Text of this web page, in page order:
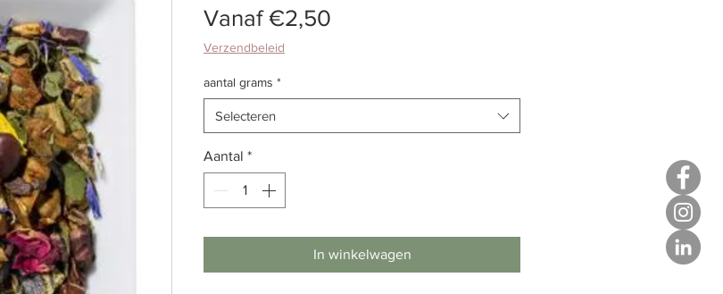
Vanaf€2,50
Verzendbeleid
aantal grams *
Selecteren
Aantal *
In winkelwagen